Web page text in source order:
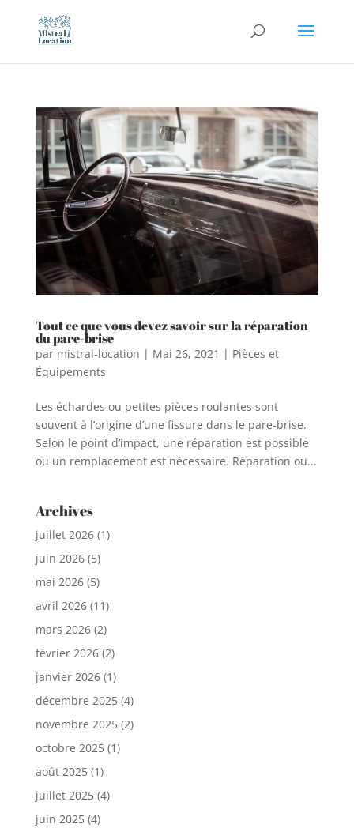
Tout ce que vous devez savoir sur la réparation
du pare-brise
par mistral-location | Mai 26, 2021 | Pièces et
Équipements
Les échardes ou petites pièces roulantes sont
souvent à l’origine d’une fissure dans le pare-brise.
Selon le point d’impact, une réparation est possible
ou un remplacement est nécessaire. Réparation ou...
Archives
juillet 2026(1)
juin 2026(5)
mai 2026(5)
avril 2026(11)
mars 2026(2)
février 2026(2)
janvier 2026(1)
décembre 2025(4)
novembre 2025(2)
octobre 2025(1)
août 2025(1)
juillet 2025(4)
juin 2025(4)